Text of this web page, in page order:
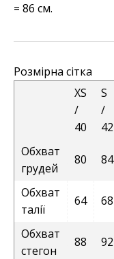
= 86 см.
Розмірна сітка
XS
/
40
S
/
42
Обхват
грудей
80 84
Обхват
талії
64 68
Обхват
стегон
88 92